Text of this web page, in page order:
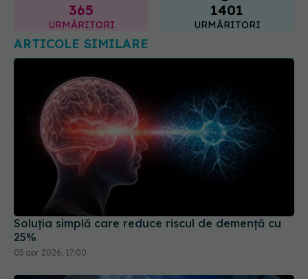
365
URMĂRITORI
1401
URMĂRITORI
ARTICOLE SIMILARE
Soluția simplă care reduce riscul de demență cu
25%
05 apr 2026, 17:00